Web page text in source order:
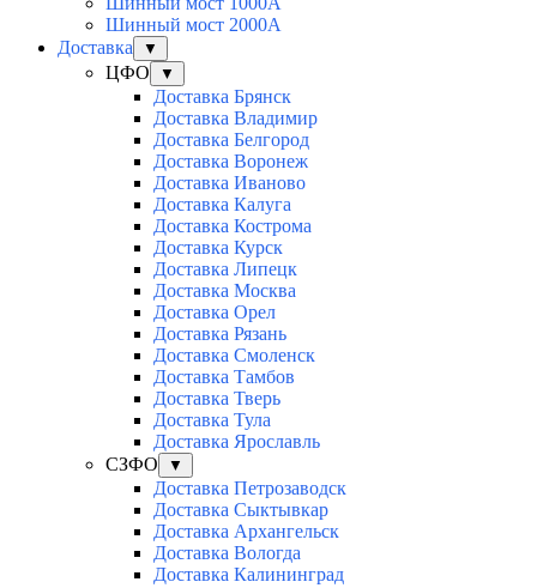
Шинный мост 2000А
Доставка
▼
ЦФО ▼
Доставка Брянск
Доставка Владимир
Доставка Белгород
Доставка Воронеж
Доставка Иваново
Доставка Калуга
Доставка Кострома
Доставка Курск
Доставка Липецк
Доставка Москва
Доставка Орел
Доставка Рязань
Доставка Смоленск
Доставка Тамбов
Доставка Тверь
Доставка Тула
Доставка Ярославль
СЗФО
▼
Доставка Петрозаводск
Доставка Сыктывкар
Доставка Архангельск
Доставка Вологда
Доставка Калининград